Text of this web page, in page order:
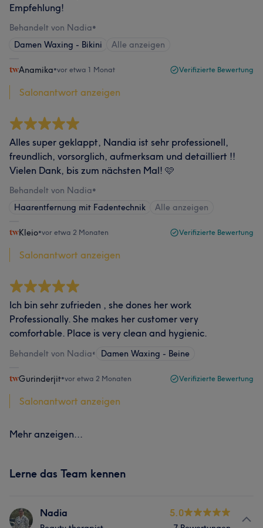
Empfehlung!
Behandelt von Nadia•
Damen Waxing - Bikini
Alle anzeigen
Anamika•vor etwa 1 Monat Verifizierte Bewertung
Salonantwort anzeigen
Alles super geklappt, Nandia ist sehr professionell,
freundlich, vorsorglich, aufmerksam und detailliert !!
Vielen Dank, bis zum nächsten Mal! 🩷
Behandelt von Nadia•
Haarentfernung mit Fadentechnik
Alle anzeigen
Kleio•vor etwa 2 Monaten Verifizierte Bewertung
Salonantwort anzeigen
Ich bin sehr zufrieden , she dones her work
Professionally. She makes her customer very
comfortable. Place is very clean and hygienic.
Behandelt von Nadia• Damen Waxing - Beine
Gurinderjit•vor etwa 2 Monaten Verifizierte Bewertung
Salonantwort anzeigen
Mehr anzeigen...
Lerne das Team kennen
Nadia 5.0